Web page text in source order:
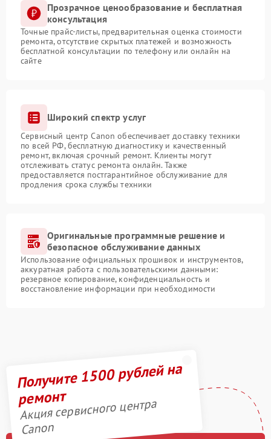
Прозрачное ценообразование и бесплатная
консультация
Точные прайс-листы, предварительная оценка стоимости
ремонта, отсутствие скрытых платежей и возможность
бесплатной консультации по телефону или онлайн на
сайте
Широкий спектр услуг
Сервисный центр Canon обеспечивает доставку техники
по всей РФ, бесплатную диагностику и качественный
ремонт, включая срочный ремонт. Клиенты могут
отслеживать статус ремонта онлайн. Также
предоставляется постгарантийное обслуживание для
продления срока службы техники
Оригинальные программные решение и
безопасное обслуживание данных
Использование официальных прошивок и инструментов,
аккуратная работа с пользовательскими данными:
резервное копирование, конфиденциальность и
восстановление информации при необходимости
Получите 1500 рублей на
ремонт
Акция сервисного центра
Canon